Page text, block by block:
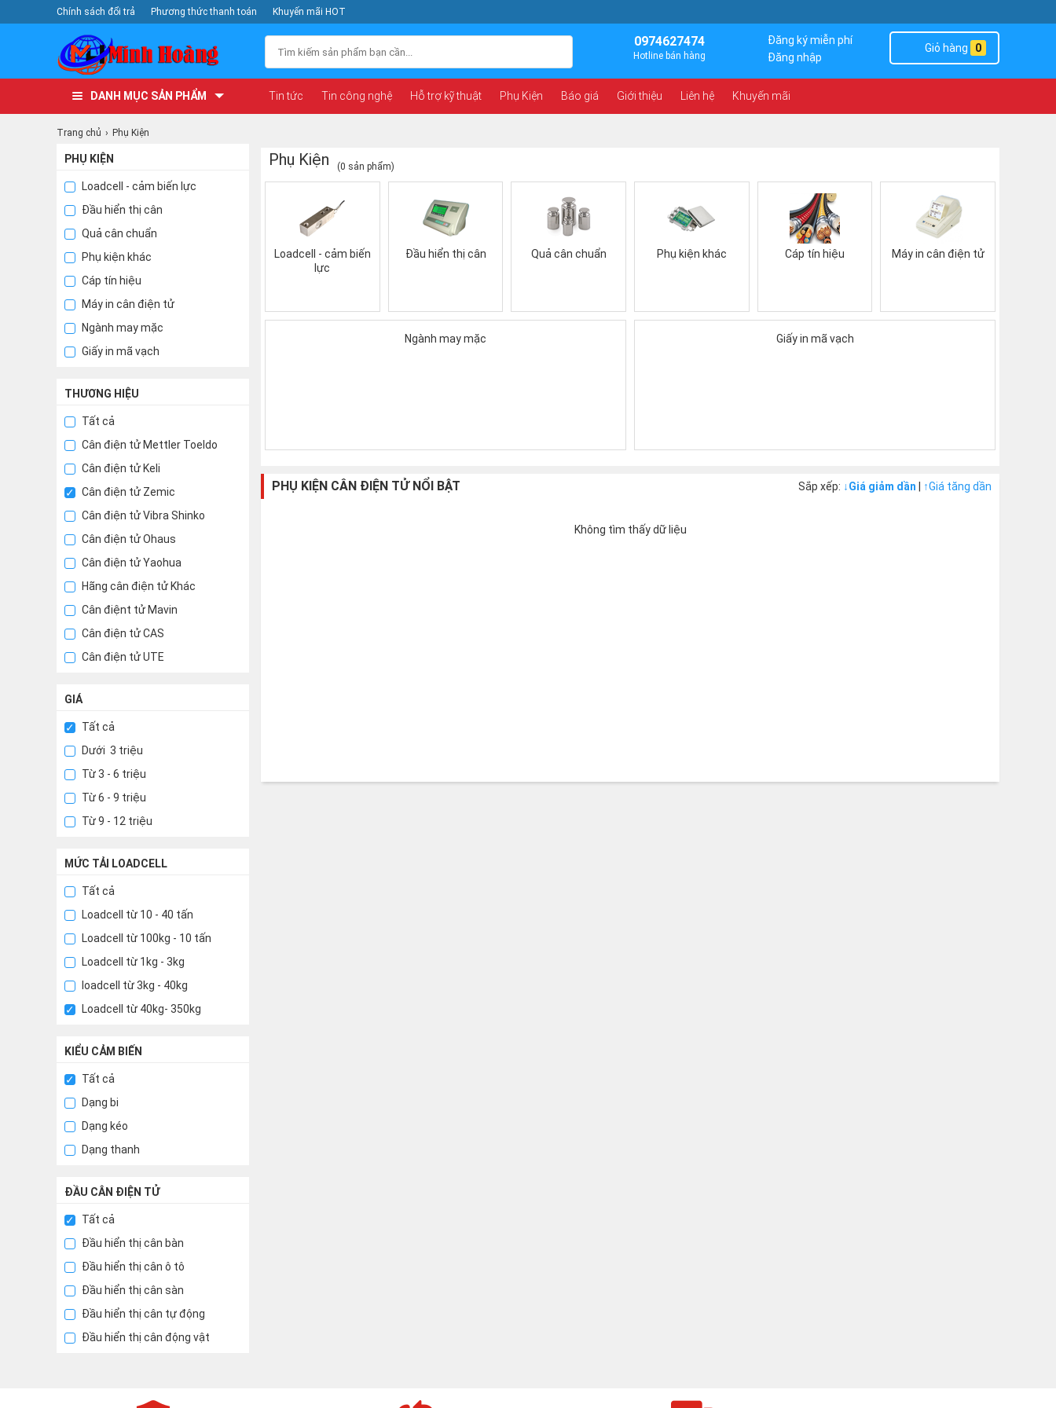
Chính sách đổi trả Phương thức thanh toán Khuyến mãi HOT
0974627474
Hotline bán hàng
Đăng ký miễn phí
Đăng nhập
Giỏ hàng 0
DANH MỤC SẢN PHẨM Tin tức Tin công nghệ Hỗ trợ kỹ thuật Phụ Kiện Báo giá Giới thiệu Liên hệ Khuyến mãi
Trang chủ Phụ Kiện
PHỤ KIỆN
Loadcell - cảm biến lực
Đầu hiển thị cân
Quả cân chuẩn
Phụ kiện khác
Cáp tín hiệu
Máy in cân điện tử
Ngành may mặc
Giấy in mã vạch
THƯƠNG HIỆU
Tất cả
Cân điện tử Mettler Toeldo
Cân điện tử Keli
Cân điện tử Zemic
Cân điện tử Vibra Shinko
Cân điện tử Ohaus
Cân điện tử Yaohua
Hãng cân điện tử Khác
Cân điệnt tử Mavin
Cân điện tử CAS
Cân điện tử UTE
GIÁ
Tất cả
Dưới 3 triệu
Từ 3 - 6 triệu
Từ 6 - 9 triệu
Từ 9 - 12 triệu
MỨC TẢI LOADCELL
Tất cả
Loadcell từ 10 - 40 tấn
Loadcell từ 100kg - 10 tấn
Loadcell từ 1kg - 3kg
loadcell từ 3kg - 40kg
Loadcell từ 40kg- 350kg
KIỂU CẢM BIẾN
Tất cả
Dạng bi
Dạng kéo
Dạng thanh
ĐẦU CÂN ĐIỆN TỬ
Tất cả
Đầu hiển thị cân bàn
Đầu hiển thị cân ô tô
Đầu hiển thị cân sàn
Đầu hiển thị cân tự động
Đầu hiển thị cân động vật
Phụ Kiện (0 sản phẩm)
Loadcell - cảm biến
lực
Đầu hiển thị cân Quả cân chuẩn Phụ kiện khác Cáp tín hiệu Máy in cân điện tử
Ngành may mặc Giấy in mã vạch
PHỤ KIỆN CÂN ĐIỆN TỬ NỔI BẬT Sắp xếp: ↓Giá giảm dần ↑Giá tăng dần
Không tìm thấy dữ liệu